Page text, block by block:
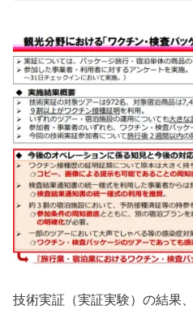
技術実証（実証実験）の結果